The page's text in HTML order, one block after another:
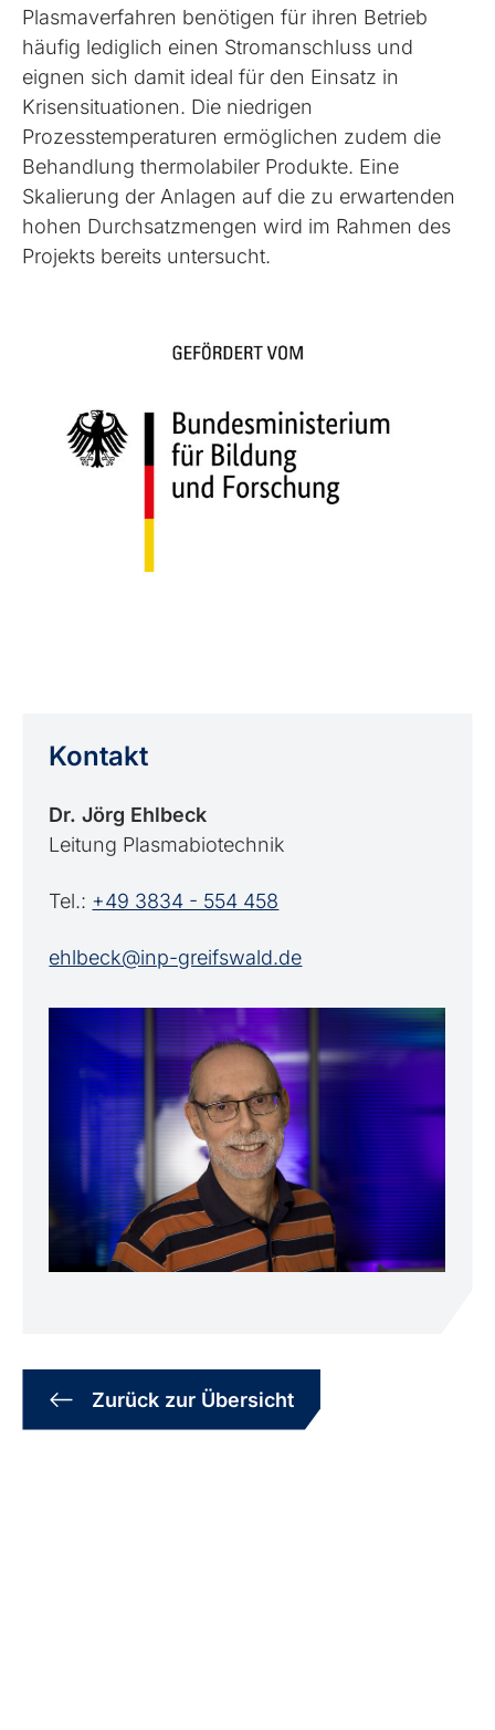
Plasmaverfahren benötigen für ihren Betrieb
häufig lediglich einen Stromanschluss und
eignen sich damit ideal für den Einsatz in
Krisensituationen. Die niedrigen
Prozesstemperaturen ermöglichen zudem die
Behandlung thermolabiler Produkte. Eine
Skalierung der Anlagen auf die zu erwartenden
hohen Durchsatzmengen wird im Rahmen des
Projekts bereits untersucht.
Kontakt
Dr. Jörg Ehlbeck
Leitung Plasmabiotechnik
Tel.: +49 3834 - 554 458
ehlbeck@inp-greifswald.de
Zurück zur Übersicht